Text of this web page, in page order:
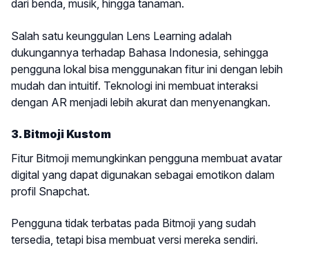
dari benda, musik, hingga tanaman.
Salah satu keunggulan Lens Learning adalah
dukungannya terhadap Bahasa Indonesia, sehingga
pengguna lokal bisa menggunakan fitur ini dengan lebih
mudah dan intuitif. Teknologi ini membuat interaksi
dengan AR menjadi lebih akurat dan menyenangkan.
3. Bitmoji Kustom
Fitur Bitmoji memungkinkan pengguna membuat avatar
digital yang dapat digunakan sebagai emotikon dalam
profil Snapchat.
Pengguna tidak terbatas pada Bitmoji yang sudah
tersedia, tetapi bisa membuat versi mereka sendiri.